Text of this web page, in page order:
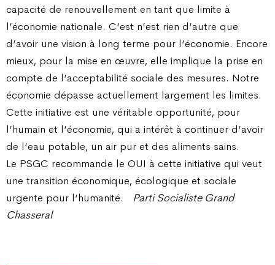
capacité de renouvellement en tant que limite à
l’économie nationale. C’est n’est rien d’autre que
d’avoir une vision à long terme pour l’économie. Encore
mieux, pour la mise en œuvre, elle implique la prise en
compte de l’acceptabilité sociale des mesures. Notre
économie dépasse actuellement largement les limites.
Cette initiative est une véritable opportunité, pour
l’humain et l’économie, qui a intérêt à continuer d’avoir
de l’eau potable, un air pur et des aliments sains.
Le PSGC recommande le OUI à cette initiative qui veut
une transition économique, écologique et sociale
urgente pour l’humanité. Parti Socialiste Grand
Chasseral